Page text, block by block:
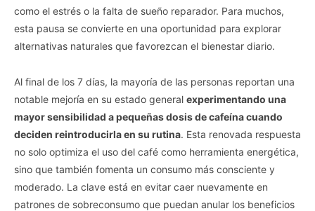
como el estrés o la falta de sueño reparador. Para muchos,
esta pausa se convierte en una oportunidad para explorar
alternativas naturales que favorezcan el bienestar diario.
Al final de los 7 días, la mayoría de las personas reportan una
notable mejoría en su estado general experimentando una
mayor sensibilidad a pequeñas dosis de cafeína cuando
deciden reintroducirla en su rutina. Esta renovada respuesta
no solo optimiza el uso del café como herramienta energética,
sino que también fomenta un consumo más consciente y
moderado. La clave está en evitar caer nuevamente en
patrones de sobreconsumo que puedan anular los beneficios